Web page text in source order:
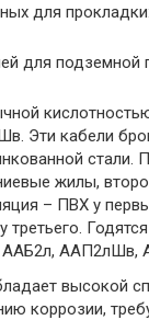
для прокладки:
Эти кабели
стали.
жилы,
– ПВХ у
третьего.
ААП2лШв,
высокой
коррозии,